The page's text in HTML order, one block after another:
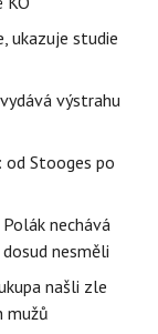
ukazuje studie
výstrahu
Stooges po
nechává
nesměli
našli zle
mužů